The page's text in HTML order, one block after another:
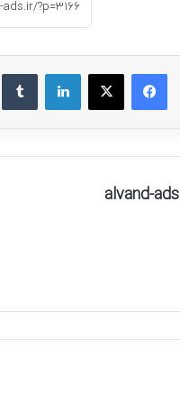
فیسبوکایکس لینکداین
alvand-ads